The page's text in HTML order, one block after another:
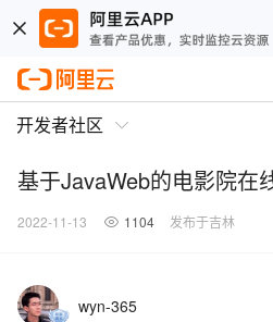
开发者社区
基于JavaWeb的电影院在
2022-11-13 1104 发布于吉林
wyn-365